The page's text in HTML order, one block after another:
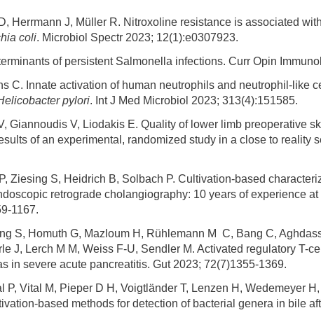
Herrmann J, Müller R. Nitroxoline resistance is associated
coli. Microbiol Spectr 2023; 12(1):e0307923.
of persistent Salmonella infections. Curr Opin
C. Innate activation of human neutrophils and neutrophil-like
pylori. Int J Med Microbiol 2023; 313(4):151585.
Giannoudis V, Liodakis E. Quality of lower limb preoperative
of an experimental, randomized study in a close to reality
Ziesing S, Heidrich B, Solbach P. Cultivation-based
retrograde cholangiography: 10 years of experience at
1167.
S, Homuth G, Mazloum H, Rühlemann M C, Bang C,
J, Lerch M M, Weiss F-U, Sendler M. Activated regulatory T-
in severe acute pancreatitis. Gut 2023; 72(7)1355-1369.
P, Vital M, Pieper D H, Voigtländer T, Lenzen H, Wedemeyer
based methods for detection of bacterial genera in bile